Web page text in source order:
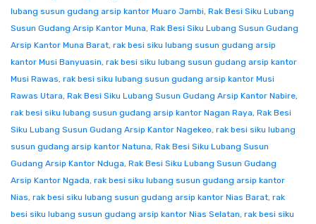
lubang susun gudang arsip kantor Muaro Jambi, Rak Besi Siku Lubang
Susun Gudang Arsip Kantor Muna, Rak Besi Siku Lubang Susun Gudang
Arsip Kantor Muna Barat, rak besi siku lubang susun gudang arsip
kantor Musi Banyuasin, rak besi siku lubang susun gudang arsip kantor
Musi Rawas, rak besi siku lubang susun gudang arsip kantor Musi
Rawas Utara, Rak Besi Siku Lubang Susun Gudang Arsip Kantor Nabire,
rak besi siku lubang susun gudang arsip kantor Nagan Raya, Rak Besi
Siku Lubang Susun Gudang Arsip Kantor Nagekeo, rak besi siku lubang
susun gudang arsip kantor Natuna, Rak Besi Siku Lubang Susun
Gudang Arsip Kantor Nduga, Rak Besi Siku Lubang Susun Gudang
Arsip Kantor Ngada, rak besi siku lubang susun gudang arsip kantor
Nias, rak besi siku lubang susun gudang arsip kantor Nias Barat, rak
besi siku lubang susun gudang arsip kantor Nias Selatan, rak besi siku